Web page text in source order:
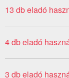
13 db eladó
4 db eladó
3 db eladó